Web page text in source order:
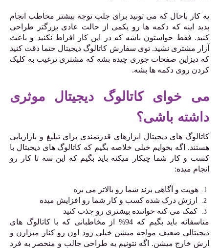
یه کار باحال که می تونید برای جلب توجه بیشتر مخاطب انجام
بدید اینه که دکمه ها رو یکمی از حالت عادی بزرگتر طراحی
کنید. فقط حواستون باشه که در این کار افراط نکنید و باعث
آزار مشتری نشید. توی سفارش کاتالوگ دیجیتال حتما دقت کنید
که دیزاین صفحات جوری چیده بشه که مشتری ترغیب به کلیک
کردن روی دکمه ها بشه.
می خوای کاتالوگ دیجیتال موثری
داشته باشی؟
کاتالوگ های دیجیتال ابزارهای قدرتمندی برای تبلیغ و بازاریابی
هستند. اگه بخوایم خیلی خلاصه بگیم که کاتالوگ های دیجیتال با
کسب و کار شما چیکار میکنه باید بگیم که این سه تا کار رو
انجام میده:
هویت و آگاهی برند شما رو بالاتر می بره
ارزش درک شده کسب و کار شما رو افزایش میده
کمک می کنه خواننده بیشتری رو جذب کنید
متاسفانه باید بگیم که 94% از مخاطبانی که با کاتالوگ های
دیجیتالی ضعیف مواجه میشن خیلی زود اون رو کنار میزارن و
ازش خارج میشن. اگه نتونیم یه طراحی جالب و منحصر به فرد